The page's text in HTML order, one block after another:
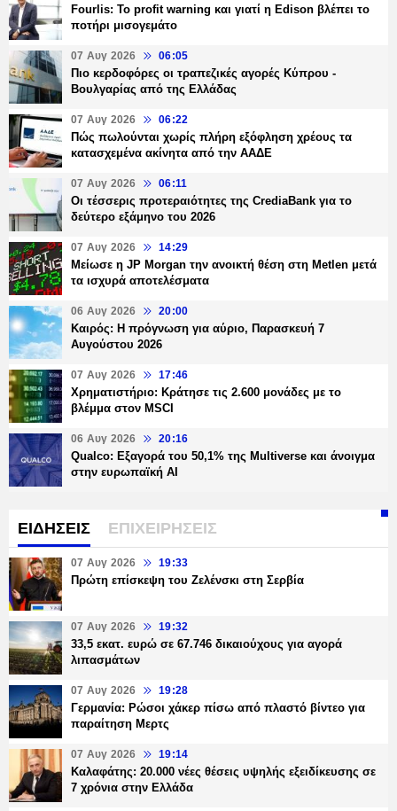
Fourlis: Το profit warning και γιατί η Edison βλέπει το
ποτήρι μισογεμάτο
07 Αυγ 2026 06:05
Πιο κερδοφόρες οι τραπεζικές αγορές Κύπρου -
Βουλγαρίας από της Ελλάδας
07 Αυγ 2026 06:22
Πώς πωλούνται χωρίς πλήρη εξόφληση χρέους τα
κατασχεμένα ακίνητα από την ΑΑΔΕ
07 Αυγ 2026 06:11
Οι τέσσερις προτεραιότητες της CrediaBank για το
δεύτερο εξάμηνο του 2026
07 Αυγ 2026 14:29
Μείωσε η JP Morgan την ανοικτή θέση στη Metlen μετά
τα ισχυρά αποτελέσματα
06 Αυγ 2026 20:00
Καιρός: Η πρόγνωση για αύριο, Παρασκευή 7
Αυγούστου 2026
07 Αυγ 2026 17:46
Χρηματιστήριο: Κράτησε τις 2.600 μονάδες με το
βλέμμα στον MSCI
06 Αυγ 2026 20:16
Qualco: Εξαγορά του 50,1% της Multiverse και άνοιγμα
στην ευρωπαϊκή AI
ΕΙΔΗΣΕΙΣ ΕΠΙΧΕΙΡΗΣΕΙΣ
07 Αυγ 2026 19:33
Πρώτη επίσκεψη του Ζελένσκι στη Σερβία
07 Αυγ 2026 19:32
33,5 εκατ. ευρώ σε 67.746 δικαιούχους για αγορά
λιπασμάτων
07 Αυγ 2026 19:28
Γερμανία: Ρώσοι χάκερ πίσω από πλαστό βίντεο για
παραίτηση Μερτς
07 Αυγ 2026 19:14
Καλαφάτης: 20.000 νέες θέσεις υψηλής εξειδίκευσης σε
7 χρόνια στην Ελλάδα